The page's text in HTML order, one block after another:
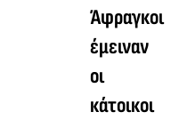
Άφραγκοι
έμειναν
οι
κάτοικοι